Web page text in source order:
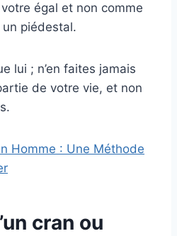
égal et non comme
un piédestal.
lui ; n’en faites jamais
de votre vie, et non
Homme : Une Méthode
cran ou